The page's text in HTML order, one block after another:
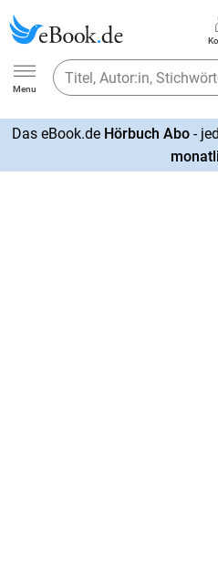
Ebook.de
Menu
Das eBook.de Hörbuch Abo-